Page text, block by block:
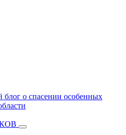
о спасении особенных